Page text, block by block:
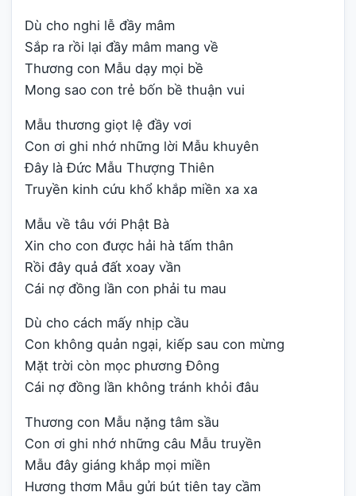
Dù cho nghi lễ đầy mâm
Sắp ra rồi lại đầy mâm mang về
Thương con Mẫu dạy mọi bề
Mong sao con trẻ bốn bề thuận vui
Mẫu thương giọt lệ đầy vơi
Con ơi ghi nhớ những lời Mẫu khuyên
Đây là Đức Mẫu Thượng Thiên
Truyền kinh cứu khổ khắp miền xa xa
Mẫu về tâu với Phật Bà
Xin cho con được hải hà tấm thân
Rồi đây quả đất xoay vần
Cái nợ đồng lần con phải tu mau
Dù cho cách mấy nhịp cầu
Con không quản ngại, kiếp sau con mừng
Mặt trời còn mọc phương Đông
Cái nợ đồng lần không tránh khỏi đâu
Thương con Mẫu nặng tâm sầu
Con ơi ghi nhớ những câu Mẫu truyền
Mẫu đây giáng khắp mọi miền
Hương thơm Mẫu gửi bút tiên tay cầm